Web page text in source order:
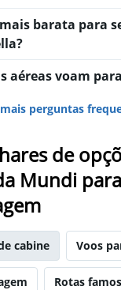
barata para
aéreas voam
perguntas
de
Mundi
cabine Voos
Rotas